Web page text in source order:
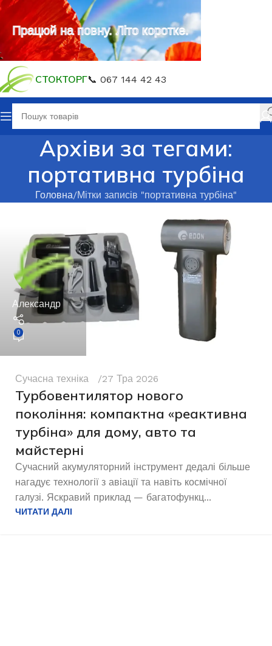
СТОКТОРГ📞 067 144 42 43
Архіви за тегами:
портативна турбіна
Головна Мітки записів "портативна турбіна"
Александр
0
Сучасна техніка 27 Тра 2026
Турбовентилятор нового
покоління: компактна «реактивна
турбіна» для дому, авто та
майстерні
Сучасний акумуляторний інструмент дедалі більше
нагадує технології з авіації та навіть космічної
галузі. Яскравий приклад — багатофункц...
ЧИТАТИ ДАЛІ
Працюй на повну. Літо коротке.